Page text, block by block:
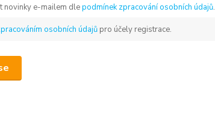
novinky e-mailem dlepodmínek zpracování osobních údajů.
osobních údajůpro účely registrace.